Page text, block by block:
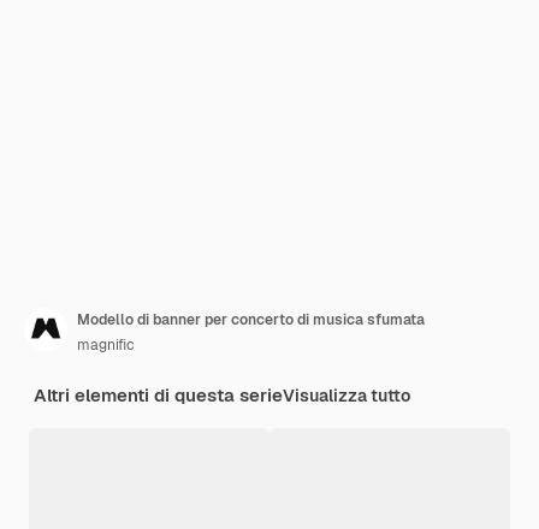
Modello di banner per concerto di musica sfumata
magnific
Altri elementi di questa serieVisualizza tutto